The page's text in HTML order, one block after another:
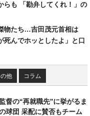
も 「勘弁してくれ！」の
物たち…吉田茂元首相は
死んでホッとしたよ」と口
他 コラム
督の“再就職先”に挙がるま
球団 采配に賛否もチーム